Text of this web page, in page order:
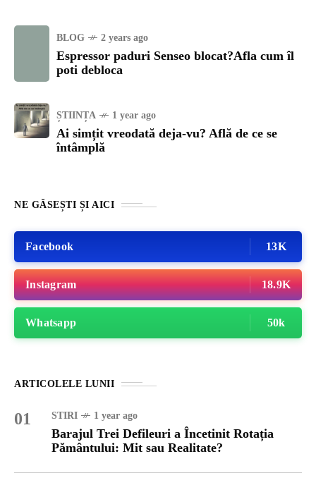
BLOG 2 years ago
Espressor paduri Senseo blocat?Afla cum îl
poti debloca
ȘTIINȚA 1 year ago
Ai simțit vreodată deja-vu? Află de ce se
întâmplă
NE GĂSEȘTI ȘI AICI
Facebook 13K
Instagram 18.9K
Whatsapp 50k
ARTICOLELE LUNII
01 STIRI 1 year ago
Barajul Trei Defileuri a Încetinit Rotația
Pământului: Mit sau Realitate?